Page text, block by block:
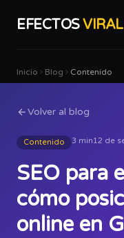
EFECTOS
Inicio Blog Contenido
Volver al blog
Contenido 3 min12 de
SEO para
cómo
online en